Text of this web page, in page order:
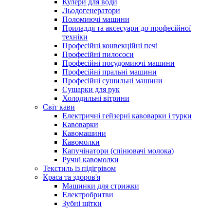
Кулери для води
Льодогенератори
Поломиючі машини
Приладдя та аксесуари до професійної
техніки
Професійні конвекційні печі
Професійні пилососи
Професійні посудомиючі машини
Професійні пральні машини
Професійні сушильні машини
Сушарки для рук
Холодильні вітрини
Світ кави
Електричні гейзерні кавоварки і турки
Кавоварки
Кавомашини
Кавомолки
Капучінатори (спінювачі молока)
Ручні кавомолки
Текстиль із підігрівом
Краса та здоров'я
Машинки для стрижки
Електробритви
Зубні щітки